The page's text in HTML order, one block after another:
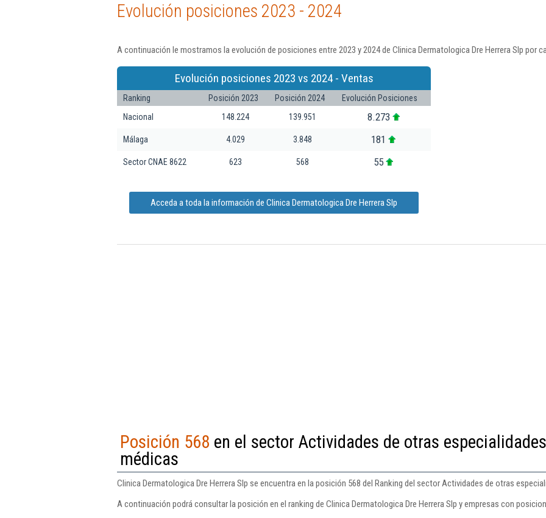
Evolución posiciones 2023 - 2024
A continuación le mostramos la evolución de posiciones entre 2023 y 2024 de Clinica Dermatologica Dre Herrera Slp por
Evolución posiciones 2023 vs 2024 - Ventas
Ranking Posición 2023 Posición 2024
Evolución Posiciones
Nacional
148.224 139.951 8.273
Málaga 4.029 3.848 181
Sector CNAE 8622 623 568 55
Acceda a toda la información de Clinica Dermatologica Dre Herrera Slp
Posición 568 en el sector Actividades de otras especialidades
médicas
Clinica Dermatologica Dre Herrera Slp se encuentra en la posición 568 del Ranking del sector Actividades de otras
A continuación podrá consultar la posición en el ranking de Clinica Dermatologica Dre Herrera Slp y empresas con